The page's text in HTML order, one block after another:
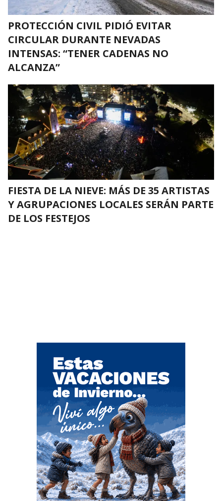
PROTECCIÓN CIVIL PIDIÓ EVITAR
CIRCULAR DURANTE NEVADAS
INTENSAS: “TENER CADENAS NO
ALCANZA”
FIESTA DE LA NIEVE: MÁS DE 35 ARTISTAS
Y AGRUPACIONES LOCALES SERÁN PARTE
DE LOS FESTEJOS